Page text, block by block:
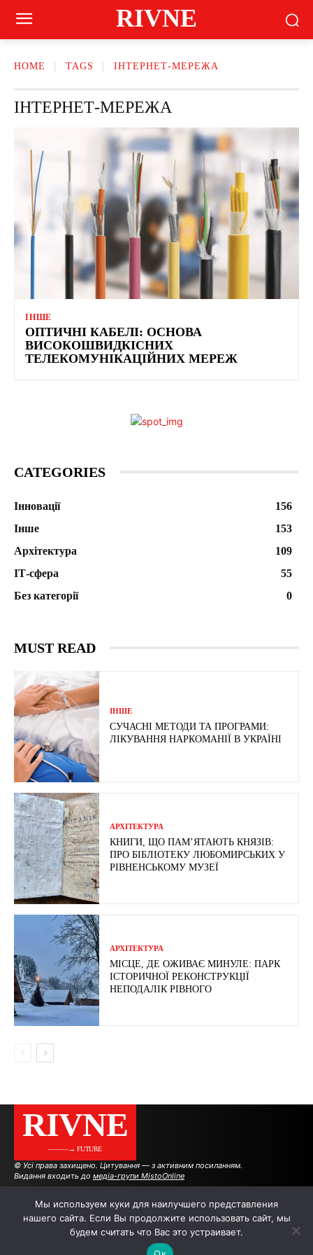
RIVNE
HOME TAGS ІНТЕРНЕТ-МЕРЕЖА
ІНТЕРНЕТ-МЕРЕЖА
ІНШЕ
ОПТИЧНІ КАБЕЛІ: ОСНОВА
ВИСОКОШВИДКІСНИХ
ТЕЛЕКОМУНІКАЦІЙНИХ МЕРЕЖ
CATEGORIES
Інновації
156
Інше
153
Архітектура
109
ІТ-сфера
55
Без категорії
0
MUST READ
ІНШЕ
СУЧАСНІ МЕТОДИ ТА ПРОГРАМИ:
ЛІКУВАННЯ НАРКОМАНІЇ В УКРАЇНІ
АРХІТЕКТУРА
КНИГИ, ЩО ПАМ’ЯТАЮТЬ КНЯЗІВ:
ПРО БІБЛІОТЕКУ ЛЮБОМИРСЬКИХ У
РІВНЕНСЬКОМУ МУЗЕЇ
АРХІТЕКТУРА
МІСЦЕ, ДЕ ОЖИВАЄ МИНУЛЕ: ПАРК
ІСТОРИЧНОЇ РЕКОНСТРУКЦІЇ
НЕПОДАЛІК РІВНОГО
RIVNE
———→ FUTURE
© Усі права захищено. Цитування — з активним посиланням.
Видання входить до медіа-групи MistoOnline
АВТОРИ РЕКЛАМА НА САЙТІ
Мы используем куки для наилучшего представления
нашего сайта. Если Вы продолжите использовать сайт, мы
будем считать что Вас это устраивает.